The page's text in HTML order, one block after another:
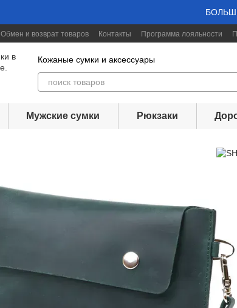
Обмен и возврат товаров Контакты Программа лояльности
Кожаные сумки и аксессуары
Мужские сумки Рюкзаки